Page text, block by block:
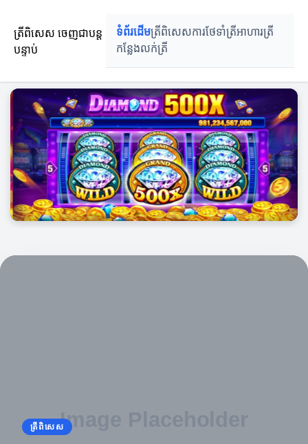
ត្រីពិសេស ចេញជាបន្ត
បន្ទាប់
ទំព័រដើមត្រីពិសេសការថែទាំត្រីអាហារត្រី
កន្លែងលក់ត្រី
ត្រីពិសេស